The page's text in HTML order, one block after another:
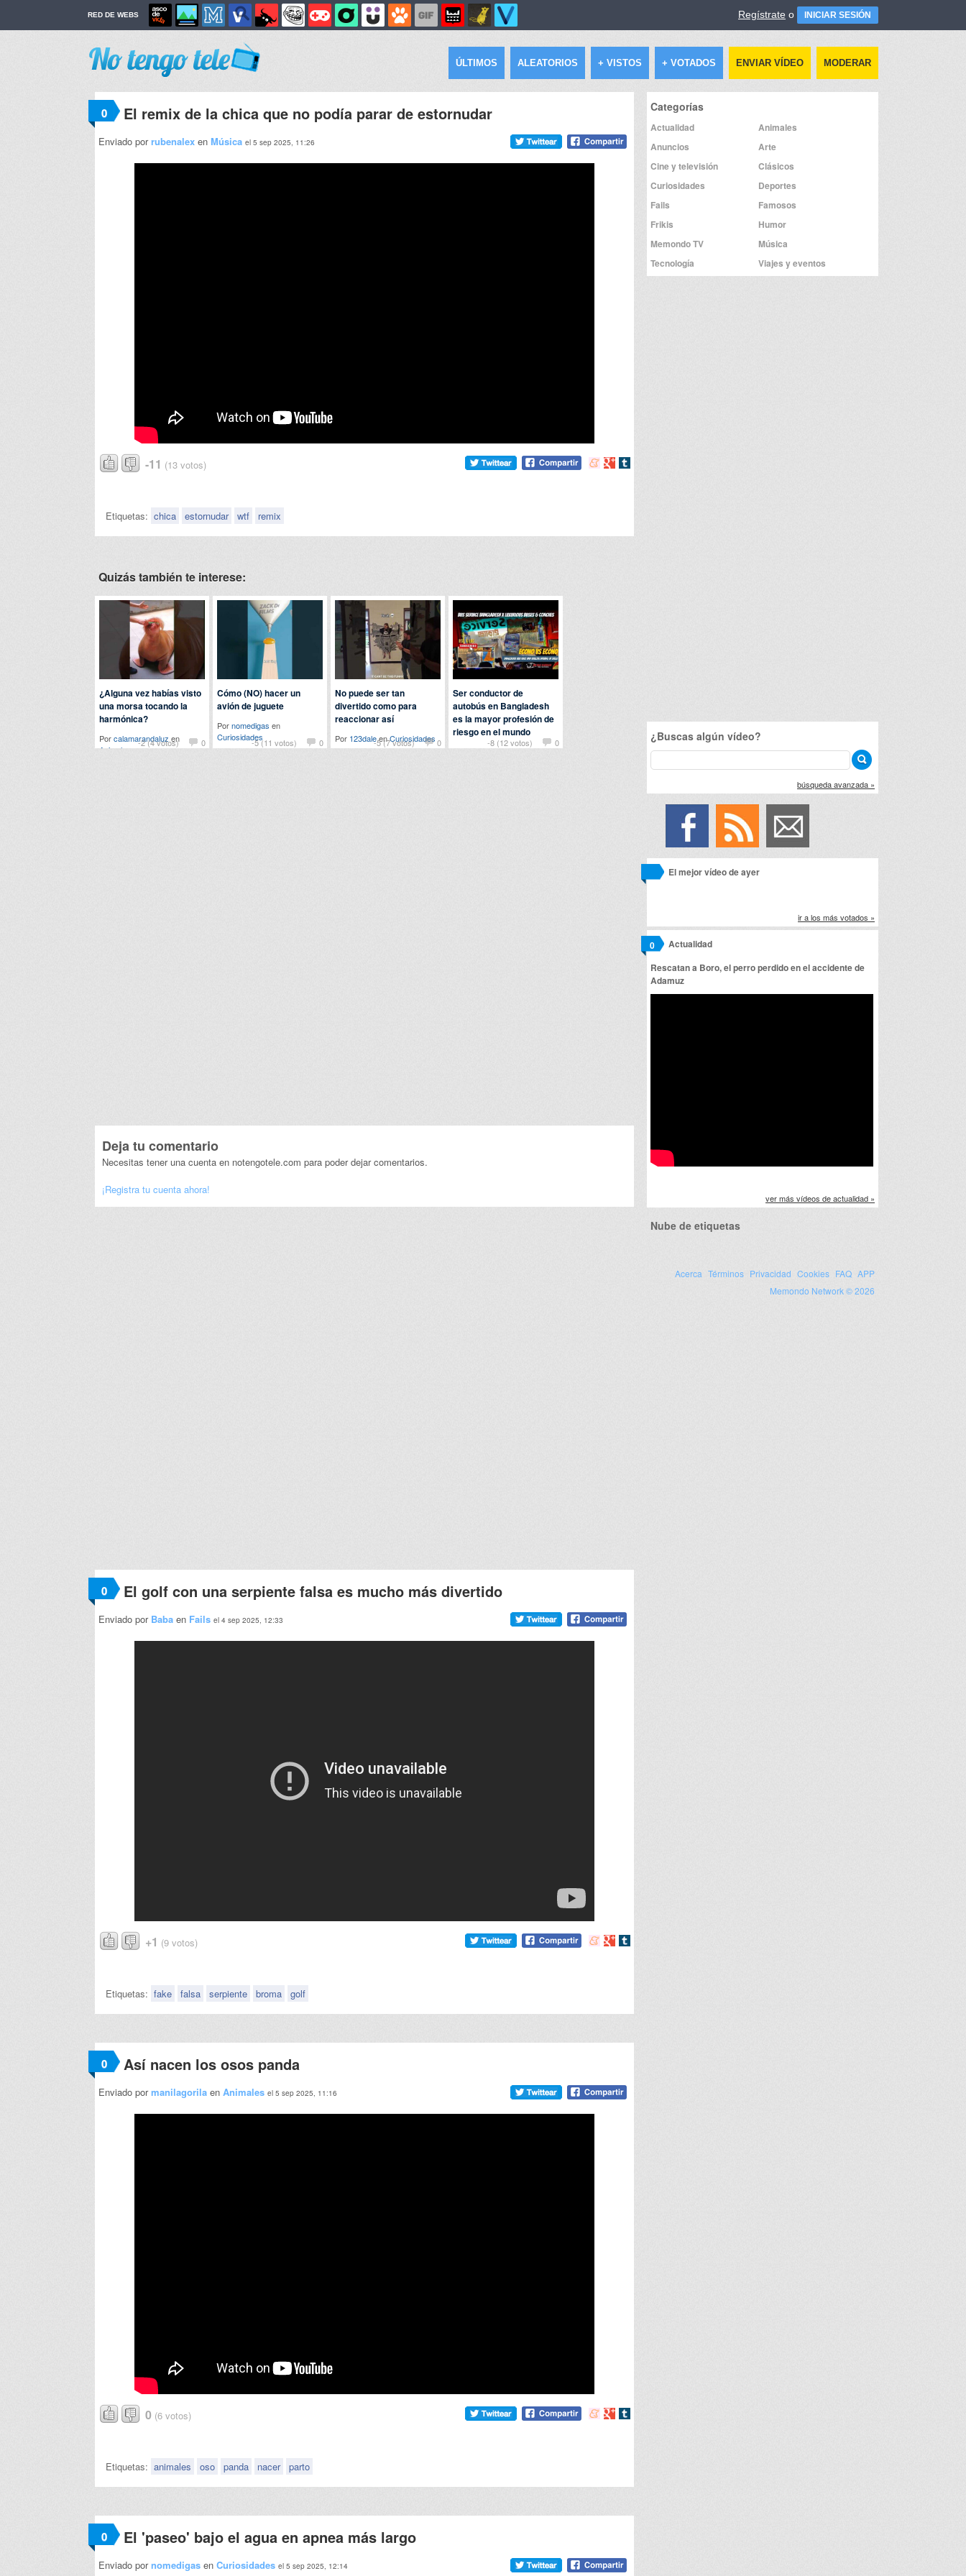
RED DE WEBS Regístrate o INICIAR SESIÓN
ÚLTIMOS ALEATORIOS + VISTOS + VOTADOS ENVIAR VÍDEO MODERAR
0 El remix de la chica que no podía parar de estornudar
Enviado porrubenalex en Música el 5 sep 2025, 11:26
-11 (13 votos)
Compartir
Compartir
Compartir
Etiquetas: chica estornudar wtf remix
Quizás también te interese:
-2 (4 votos) 0
¿Alguna vez habías visto
una morsa tocando la
harmónica?
Porcalamarandaluz en
Animales
-5 (11 votos) 0
Cómo (NO) hacer un
avión de juguete
Pornomedigas en
Curiosidades
-5 (7 votos) 0
No puede ser tan
divertido como para
reaccionar así
Por 123daleenCuriosidades -8 (12 votos) 0
Ser conductor de
autobús en Bangladesh
es la mayor profesión de
riesgo en el mundo
PorjohnenCuriosidades
Deja tu comentario
Necesitas tener una cuenta en notengotele.com para poder dejar comentarios.
¡Registra tu cuenta ahora!
0 El golf con una serpiente falsa es mucho más divertido
Enviado por Baba en Fails el 4 sep 2025, 12:33
+1 (9 votos)
Compartir
Compartir
Compartir
Etiquetas: fake falsa serpiente broma golf
0 Así nacen los osos panda
Enviado pormanilagorila en Animales el 5 sep 2025, 11:16
0 (6 votos)
Compartir
Compartir
Compartir
Etiquetas: animales oso panda nacer parto
0 El 'paseo' bajo el agua en apnea más largo
Enviado pornomedigas en Curiosidades el 5 sep 2025, 12:14
Categorías
Actualidad
Animales
Anuncios
Arte
Cine y televisión
Clásicos
Curiosidades
Deportes
Fails
Famosos
Frikis
Humor
Memondo TV
Música
Tecnología
Viajes y eventos
¿Buscas algún vídeo?
búsqueda avanzada »
El mejor vídeo de ayer
ir a los más votados »
Actualidad
0
Rescatan a Boro, el perro perdido en el accidente de
Adamuz
ver más vídeos de actualidad »
Nube de etiquetas
Acerca Términos Privacidad Cookies FAQ APP
Memondo Network © 2026